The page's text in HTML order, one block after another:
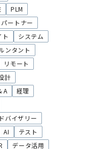
PLM
パートナー
ト
システム
ンタント
リモート
計
A
経理
バイザリー
AI
テスト
データ活用